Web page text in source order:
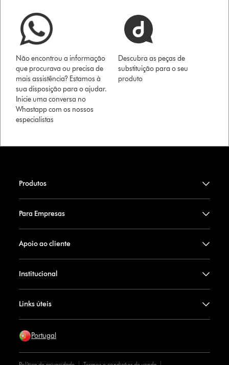
Não encontrou a informação
que procurava ou precisa de
mais assistência? Estamos à
sua disposição para o ajudar.
Inicie uma conversa no
Whastapp com os nossos
especialistas
Descubra as peças de
substituição para o seu
produto
Produtos
Para Empresas
Apoio ao cliente
Institucional
Links úteis
Portugal